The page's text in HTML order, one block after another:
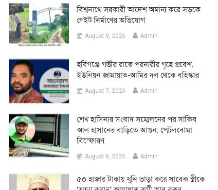
বিশ্বনাথে সরকারী আদেশ অমান্য করে সড়কে
গেইট নির্মাণের অভিযোগ
August 9, 2026 Admin
হবিগঞ্জে গভীর রাতে পরনারীর গৃহে প্রবেশ,
ইউনিয়ন জামায়াত-আমির দল থেকে বহিস্কার
August 7, 2026 Admin
শেখ হাসিনার সংবাদ সম্মেলনের পর সাকিব
আল হাসানের বাড়িতে আগুন, পেট্রলবোমা
বিস্ফোরণ
August 6, 2026 Admin
৫০ হাজার টাকায় খুনি ভাড়া করে সাবেক স্ত্রীকে